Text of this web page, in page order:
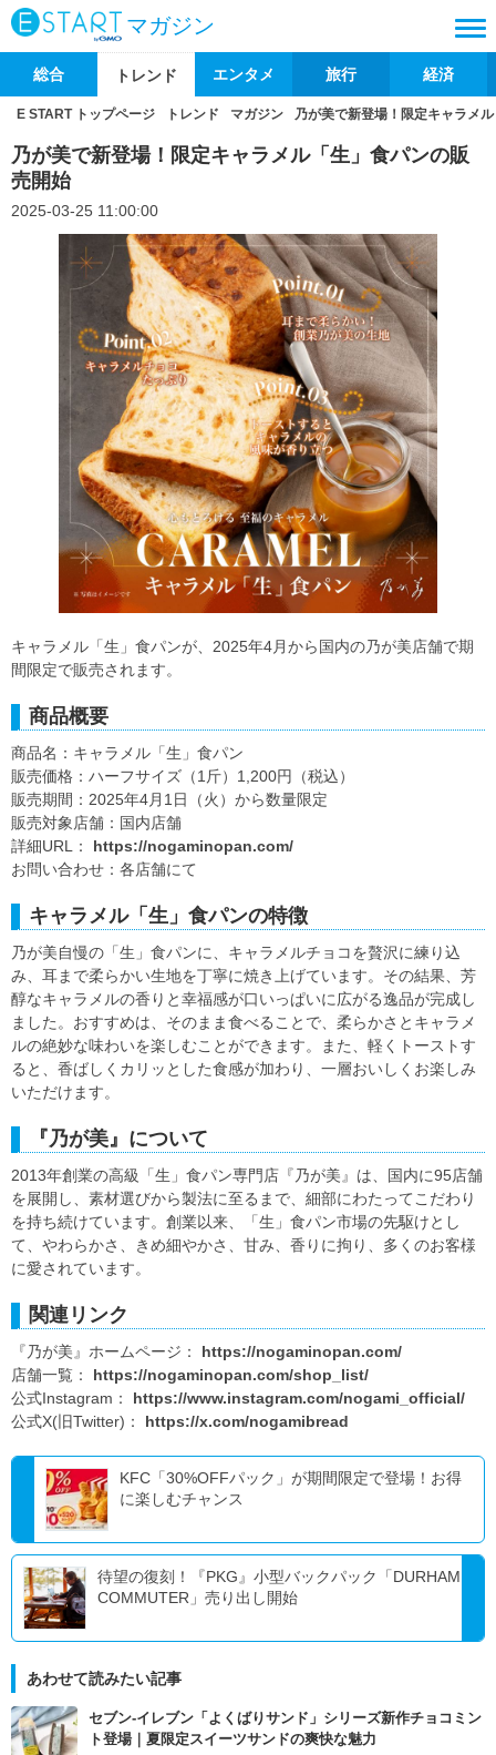
マガジン
総合 トレンド エンタメ 旅行 経済
E START トップページ トレンド マガジン 乃が美で新登場！限定キャラメ
乃が美で新登場！限定キャラメル「生」食パンの販
売開始
2025-03-25 11:00:00
キャラメル「生」食パンが、2025年4月から国内の乃が美店舗で期
間限定で販売されます。
商品概要
商品名：キャラメル「生」食パン
販売価格：ハーフサイズ（1斤）1,200円（税込）
販売期間：2025年4月1日（火）から数量限定
販売対象店舗：国内店舗
詳細URL： https://nogaminopan.com/
お問い合わせ：各店舗にて
キャラメル「生」食パンの特徴
乃が美自慢の「生」食パンに、キャラメルチョコを贅沢に練り込
み、耳まで柔らかい生地を丁寧に焼き上げています。その結果、芳
醇なキャラメルの香りと幸福感が口いっぱいに広がる逸品が完成し
ました。おすすめは、そのまま食べることで、柔らかさとキャラメ
ルの絶妙な味わいを楽しむことができます。また、軽くトーストす
ると、香ばしくカリッとした食感が加わり、一層おいしくお楽しみ
いただけます。
『乃が美』について
2013年創業の高級「生」食パン専門店『乃が美』は、国内に95店舗
を展開し、素材選びから製法に至るまで、細部にわたってこだわり
を持ち続けています。創業以来、「生」食パン市場の先駆けとし
て、やわらかさ、きめ細やかさ、甘み、香りに拘り、多くのお客様
に愛されています。
関連リンク
『乃が美』ホームページ： https://nogaminopan.com/
店舗一覧： https://nogaminopan.com/shop_list/
公式Instagram： https://www.instagram.com/nogami_official/
公式X(旧Twitter)： https://x.com/nogamibread
KFC「30%OFFパック」が期間限定で登場！お得
に楽しむチャンス
待望の復刻！『PKG』小型バックパック「DURHAM
COMMUTER」売り出し開始
あわせて読みたい記事
セブン‐イレブン「よくばりサンド」シリーズ新作チョコミン
ト登場｜夏限定スイーツサンドの爽快な魅力